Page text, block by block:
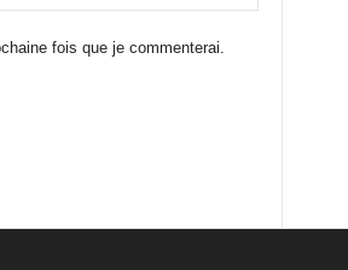
fois que je commenterai.